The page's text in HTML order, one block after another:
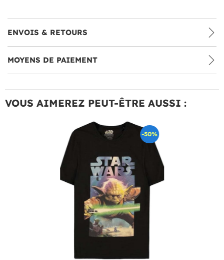
ENVOIS & RETOURS
MOYENS DE PAIEMENT
VOUS AIMEREZ PEUT-ÊTRE AUSSI :
-50%